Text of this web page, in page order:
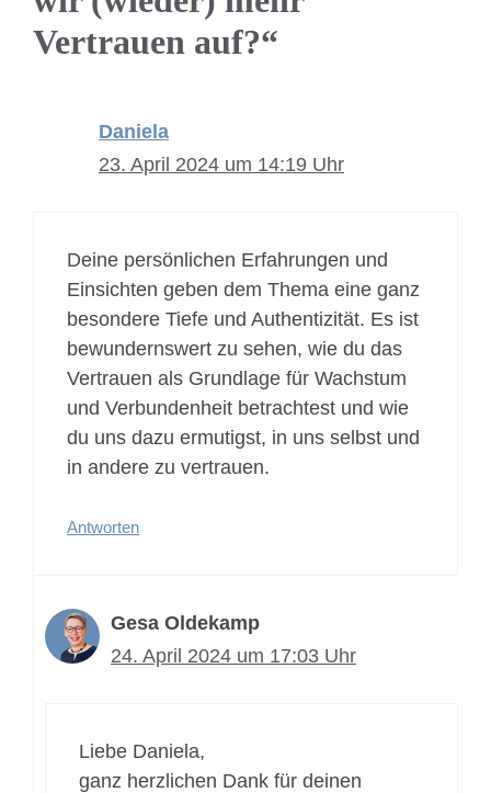
Vertrauen auf?“
Daniela
23. April 2024 um 14:19 Uhr
Deine persönlichen Erfahrungen und
Einsichten geben dem Thema eine ganz
besondere Tiefe und Authentizität. Es ist
bewundernswert zu sehen, wie du das
Vertrauen als Grundlage für Wachstum
und Verbundenheit betrachtest und wie
du uns dazu ermutigst, in uns selbst und
in andere zu vertrauen.
Antworten
Gesa Oldekamp
24. April 2024 um 17:03 Uhr
Liebe Daniela,
ganz herzlichen Dank für deinen